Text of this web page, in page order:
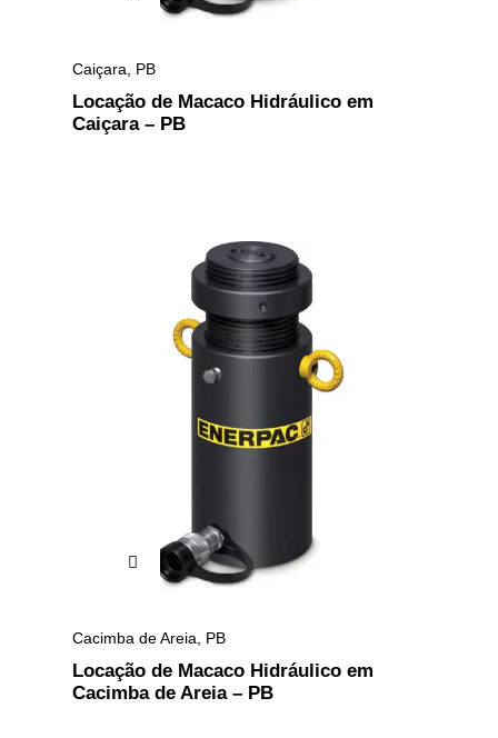
Caiçara PB
Locação de Macaco Hidráulico em
Caiçara – PB
Cacimba de Areia PB
Locação de Macaco Hidráulico em
Cacimba de Areia – PB